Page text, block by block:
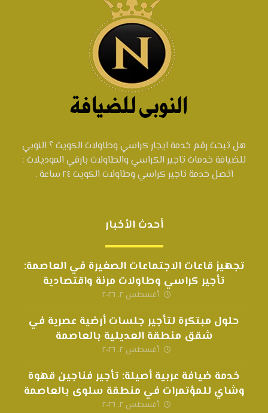
هل تبحث رقم خدمة ايجار كراسي وطاولات الكويت ؟ النوبي
للضيافة خدمات تاجير الكراسي والطاولات بارقي الموديلات :
اتصل خدمة تاجير كراسي وطاولات الكويت ٢٤ ساعة .
أحدث الأخبار
تجهيز قاعات الاجتماعات الصغيرة في العاصمة:
تأجير كراسي وطاولات مرنة واقتصادية
أغسطس ٢, ٢٠٢٦
حلول مبتكرة لتأجير جلسات أرضية عصرية في
شقق منطقة العديلية بالعاصمة
أغسطس ٢, ٢٠٢٦
خدمة ضيافة عربية أصيلة: تأجير فناجين قهوة
وشاي للمؤتمرات في منطقة سلوى بالعاصمة
أغسطس ٢, ٢٠٢٦